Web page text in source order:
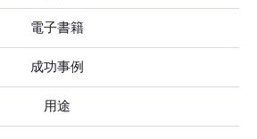
電子書籍
成功事例
用途